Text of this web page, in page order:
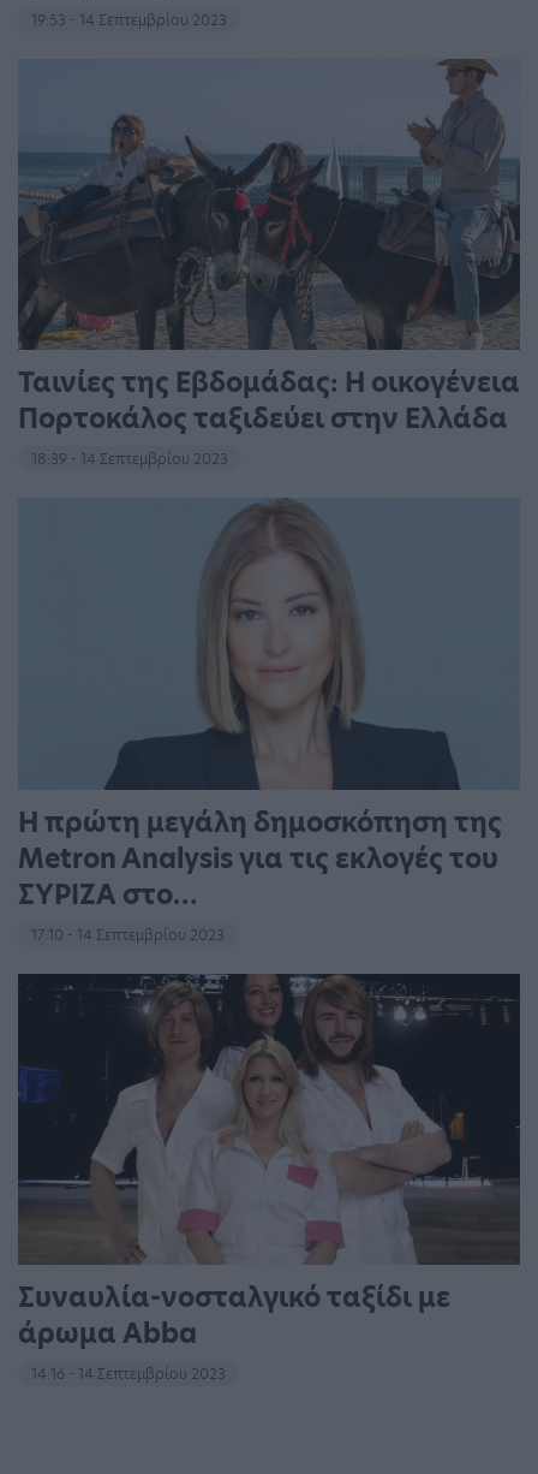
19:53 - 14 Σεπτεμβρίου 2023
Ταινίες της Εβδομάδας: Η οικογένεια
Πορτοκάλος ταξιδεύει στην Ελλάδα
18:39 - 14 Σεπτεμβρίου 2023
Η πρώτη μεγάλη δημοσκόπηση της
Metron Analysis για τις εκλογές του
ΣΥΡΙΖΑ στο…
17:10 - 14 Σεπτεμβρίου 2023
Συναυλία-νοσταλγικό ταξίδι με
άρωμα Abba
14:16 - 14 Σεπτεμβρίου 2023